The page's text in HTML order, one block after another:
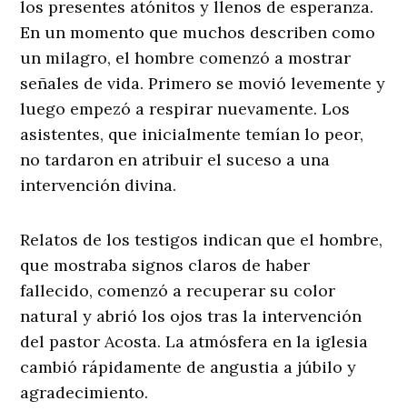
los presentes atónitos y llenos de esperanza.
En un momento que muchos describen como
un milagro, el hombre comenzó a mostrar
señales de vida. Primero se movió levemente y
luego empezó a respirar nuevamente. Los
asistentes, que inicialmente temían lo peor,
no tardaron en atribuir el suceso a una
intervención divina.
Relatos de los testigos indican que el hombre,
que mostraba signos claros de haber
fallecido, comenzó a recuperar su color
natural y abrió los ojos tras la intervención
del pastor Acosta. La atmósfera en la iglesia
cambió rápidamente de angustia a júbilo y
agradecimiento.